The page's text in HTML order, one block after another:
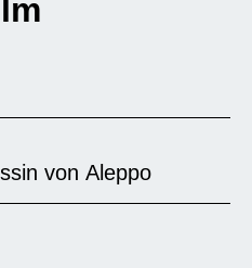
von Aleppo